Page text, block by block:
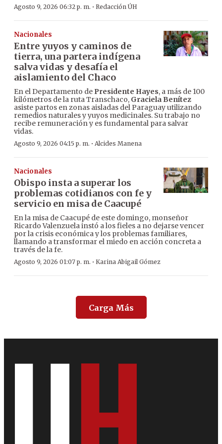
Agosto 9, 2026 06:32 p. m. · Redacción ÚH
Nacionales
Entre yuyos y caminos de
tierra, una partera indígena
salva vidas y desafía el
aislamiento del Chaco
En el Departamento de Presidente Hayes, a más de 100
kilómetros de la ruta Transchaco, Graciela Benítez
asiste partos en zonas aisladas del Paraguay utilizando
remedios naturales y yuyos medicinales. Su trabajo no
recibe remuneración y es fundamental para salvar
vidas.
Agosto 9, 2026 04:15 p. m. · Alcides Manena
Nacionales
Obispo insta a superar los
problemas cotidianos con fe y
servicio en misa de Caacupé
En la misa de Caacupé de este domingo, monseñor
Ricardo Valenzuela instó a los fieles a no dejarse vencer
por la crisis económica y los problemas familiares,
llamando a transformar el miedo en acción concreta a
través de la fe.
Agosto 9, 2026 01:07 p. m. · Karina Abigail Gómez
Carga Más